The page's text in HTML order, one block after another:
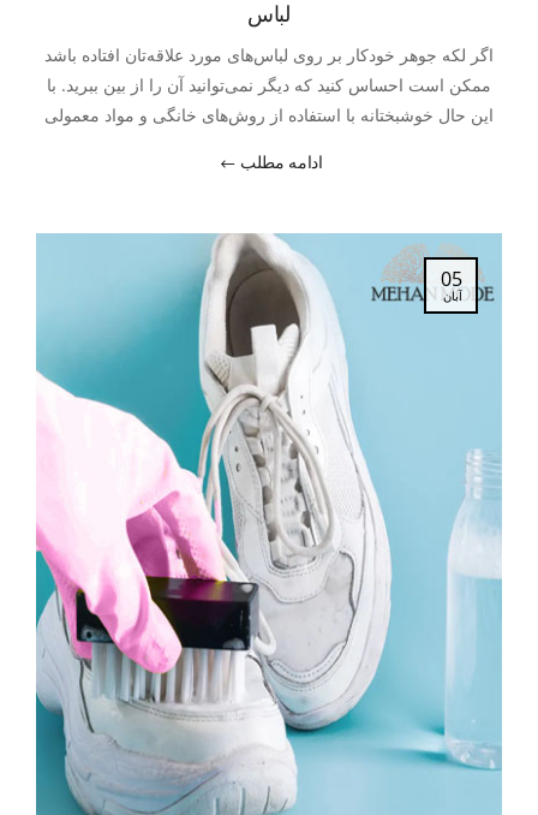
لباس
اگر لکه جوهر خودکار بر روی لباس‌های مورد علاقه‌تان افتاده باشد
ممکن است احساس کنید که دیگر نمی‌توانید آن را از بین ببرید. با
این حال خوشبختانه با استفاده از روش‌های خانگی و مواد معمولی
کنید.
ادامه مطلب
05
آبان